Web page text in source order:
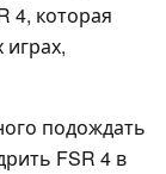
4, которая
подождать
FSR 4 в